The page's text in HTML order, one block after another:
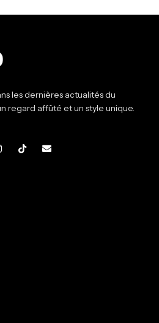
les dernières actualités du
regard affûté et un style unique.